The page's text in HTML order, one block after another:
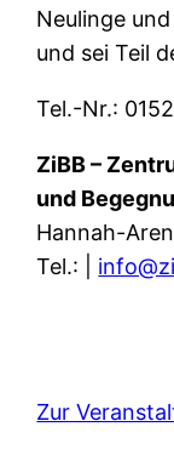
Neulinge
und sei Teil
Tel.-Nr.:
ZiBB –
und
Hannah-
Tel.: |
Zur